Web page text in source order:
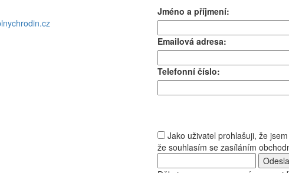
Jméno a příjmení:
Emailová adresa:
Telefonní číslo:
Jako uživatel prohlašuji, že
že souhlasím se zasíláním